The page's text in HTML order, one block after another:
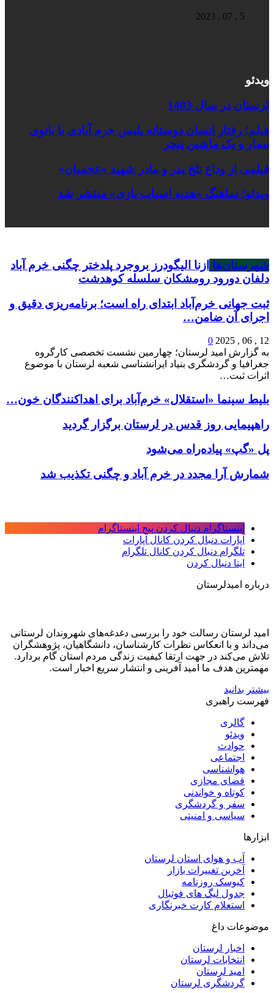
5 , 07 , 2023
ویدئو
لرستان در سال 1403
فیلم؛ رفتار انسان دوستانه پلیس خرم آبادی با بانوی
بیمار و یک ماشین پنچر
فیلمی از وداع تلخ پدر و مادر شهید «عجمیان»
ویدئو؛ نماهنگ «هدیه اسباب بازی» منتشر شد
شهرستان‌ها ازنا الیگودرز بروجرد پلدختر چگنی خرم آباد
دلفان دورود رومشکان سلسلهکوهدشت
ثبت جهانی خرم‌‌آباد ابتدای راه است؛ برنامه‌ریزی دقیق و
اجرای آن ضامن…
12 , 06 , 2025
0
به گزارش امید لرستان؛ چهارمین نشست تخصصی کارگروه
جغرافیا و گردشگری بنیاد ایرانشناسی شعبه لرستان با موضوع
اثرات ثبت…
بلیط سینما «استقلال» خرم‌آباد برای اهداکنندگان خون…
راهپیمایی روز قدس در لرستان برگزار گردید
پل «گپ» پیاده‌راه می‌شود
شمارش آرا مجدد در خرم آباد و چگنی تکذیب شد
اینستاگرام دنبال کردن پیج اینستاگرام
آپارات دنبال کردن کانال آپارات
تلگرام دنبال کردن کانال تلگرام
ایتا دنبال کردن
درباره امیدلرستان
امید لرستان رسالت خود را بررسی دغدغه‌های شهروندان لرستانی
می‌داند و با انعکاس نظرات کارشناسان، دانشگاهیان، پژوهشگران
تلاش می‌کند در جهت ارتقا کیفیت زندگی مردم استان گام بردارد.
مهمترین هدف ما امید آفرینی و انتشار سریع اخبار است.
بیشتر بدانید
فهرست راهبری
گالری
ویدئو
حوادث
اجتماعی
هواشناسی
فضای مجازی
کوتاه و خواندنی
سفر و گردشگری
سیاسی و امنیتی
ابزارها
آب و هوای استان لرستان
آخرین تغییرات بازار
کیوسک روزنامه
جدول لیگ های فوتبال
استعلام کارت خبرنگاری
موضوعات داغ
اخبار لرستان
انتخابات لرستان
امید لرستان
گردشگری لرستان